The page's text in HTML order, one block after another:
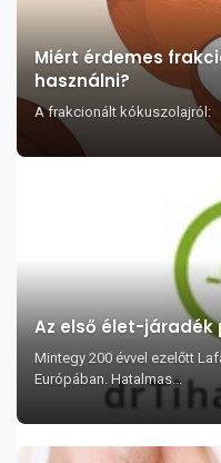
Miért érdemes
használni?
A frakcionált kókuszolajról:
Az első élet-
Mintegy 200 évvel ezelőtt
Európában. Hatalmas...